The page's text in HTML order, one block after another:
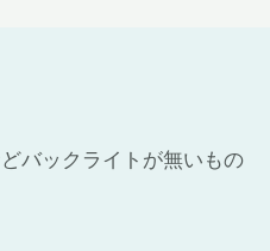
バックライトが無いもの